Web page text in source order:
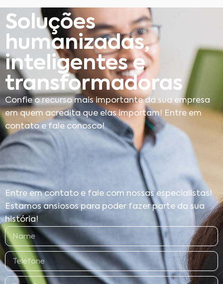
Soluções
humanizadas,
inteligentes e
transformadoras
Confie o recurso mais importante da sua empresa
em quem acredita que elas importam! Entre em
contato e fale conosco!
Entre em contato e fale com nossas especialistas!
Estamos ansiosos para poder fazer parte da sua
história!